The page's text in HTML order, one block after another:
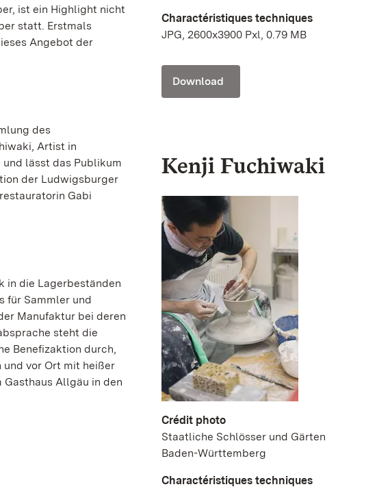
ist ein Highlight nicht
statt. Erstmals
Angebot der
des
Artist in
lässt das Publikum
der Ludwigsburger
Gabi
in die Lagerbeständen
für Sammler und
Manufaktur bei deren
steht die
Benefizaktion durch,
vor Ort mit heißer
Allgäu in den
Charactéristiques techniques
JPG, 2600x3900 Pxl, 0.79 MB
Download
Kenji Fuchiwaki
Crédit photo
Staatliche Schlösser und Gärten
Baden-Württemberg
Charactéristiques techniques